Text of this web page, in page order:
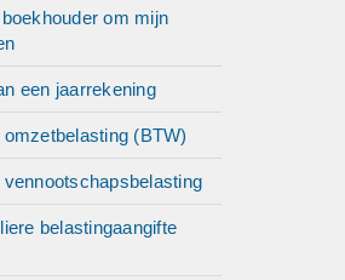
om mijn
een jaarrekening
(BTW)
belastingaangifte